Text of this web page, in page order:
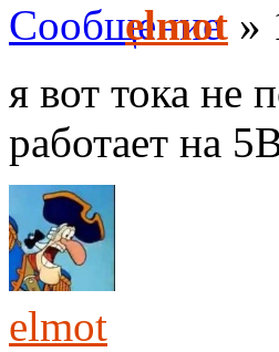
elmot »
я вот тока не
работает на
elmot